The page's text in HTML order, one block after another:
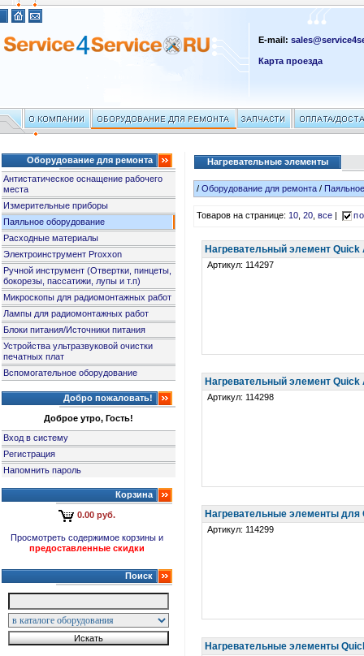
E-mail:
Карта проезда
Оборудование для ремонта
Антистатическое оснащение рабочего
места
Измерительные приборы
Паяльное оборудование
Расходные материалы
Электроинструмент Proxxon
Ручной инструмент (Отвертки, пинцеты,
бокорезы, пассатижи, лупы и т.п)
Микроскопы для радиомонтажных работ
Лампы для радиомонтажных работ
Блоки питания/Источники питания
Устройства ультразвуковой очистки
печатных плат
Вспомогательное оборудование
Добро пожаловать!
Доброе утро, Гость!
Вход в систему
Регистрация
Напомнить пароль
Корзина
0.00 руб.
Просмотреть содержимое корзины и
предоставленные скидки
Поиск
Нагревательные элементы
/Оборудование для ремонта /
Товаров на странице:10,20,все
Нагревательный элемент
Артикул: 114297
Нагревательный элемент Quick
Артикул: 114298
Нагревательные элементы для
Артикул: 114299
Нагревательные элементы